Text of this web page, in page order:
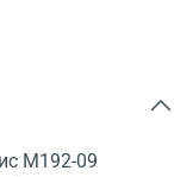
М192-09